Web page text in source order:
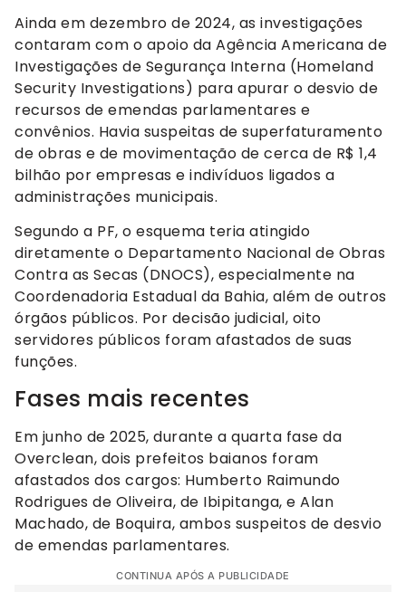
Ainda em dezembro de 2024, as investigações
contaram com o apoio da Agência Americana de
Investigações de Segurança Interna (Homeland
Security Investigations) para apurar o desvio de
recursos de emendas parlamentares e
convênios. Havia suspeitas de superfaturamento
de obras e de movimentação de cerca de R$ 1,4
bilhão por empresas e indivíduos ligados a
administrações municipais.
Segundo a PF, o esquema teria atingido
diretamente o Departamento Nacional de Obras
Contra as Secas (DNOCS), especialmente na
Coordenadoria Estadual da Bahia, além de outros
órgãos públicos. Por decisão judicial, oito
servidores públicos foram afastados de suas
funções.
Fases mais recentes
Em junho de 2025, durante a quarta fase da
Overclean, dois prefeitos baianos foram
afastados dos cargos: Humberto Raimundo
Rodrigues de Oliveira, de Ibipitanga, e Alan
Machado, de Boquira, ambos suspeitos de desvio
de emendas parlamentares.
CONTINUA APÓS A PUBLICIDADE